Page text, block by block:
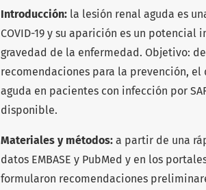
Introducción: la lesión renal aguda es
COVID-19 y su aparición es un
gravedad de la enfermedad. Objetivo:
recomendaciones para la prevención,
aguda en pacientes con infección por
disponible.
Materiales y métodos: a partir de una
datos EMBASE y PubMed y en los
formularon recomendaciones